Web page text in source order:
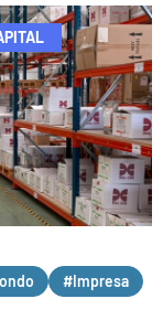
#Impresa